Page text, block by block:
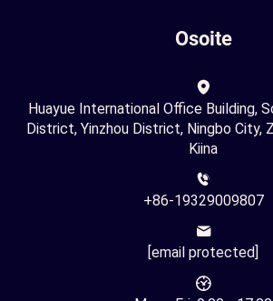
Osoite
Huayue International Office Building,
District, Yinzhou District, Ningbo City,
Kiina
+86-19329009807
[email protected]